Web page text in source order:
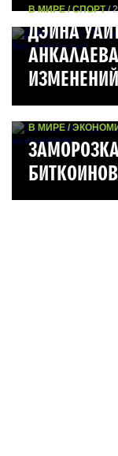
В МИРЕ / СПОРТ/
ДЭЙНА
ИЗМЕНЕНИЙ
В МИРЕ /